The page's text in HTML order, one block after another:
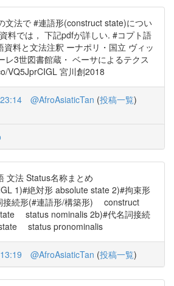
文法で #連語形(construct state)につい
料では， 下記pdfが詳しい. #コプト語
料と文法注釈 ーナポリ・国立 ヴィッ
レ3世図書館蔵・ ベーサによるテクス
VQ5JprCIGL 宮川創2018
@AfroAsiaticTan (投稿一覧)
文法 Status名称まとめ
1)#絶対形 absolute state 2)#拘束形
接続形(#連語形/構築形) construct
status nominalis 2b)#代名詞接続
status pronominalis
@AfroAsiaticTan (投稿一覧)